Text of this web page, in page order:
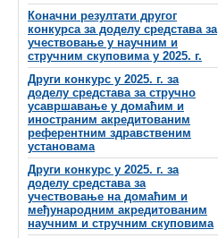
Коначни резултати другог
конкурса за доделу средстава за
учествовање у научним и
стручним скуповима у 2025. г.
Други конкурс у 2025. г. за
доделу средстава за стручно
усавршавање у домаћим и
иностраним акредитованим
референтним здравственим
установама
Други конкурс у 2025. г. за
доделу средстава за
учествовање на домаћим и
међународним акредитованим
научним и стручним скуповима